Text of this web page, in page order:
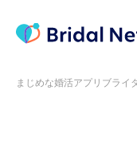
まじめな婚活アプリブライ